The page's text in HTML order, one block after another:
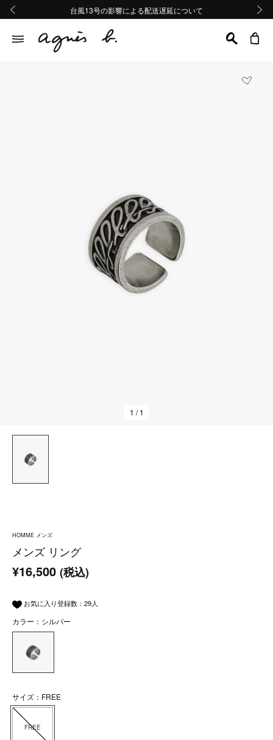
熊本地域地震の影響による配送遅延について
Summer Sale 2buy10%OFF!!
台風13号の影響による配送遅延について
熊本地域地震の影響による配送遅延について
Summer Sale 2buy10%OFF!!
1 / 1
HOMME メンズ
メンズ リング
¥16,500 (税込)
お気に入り登録数： 29人
カラー：シルバー
サイズ：FREE
FREE